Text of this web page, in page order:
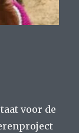
voor de